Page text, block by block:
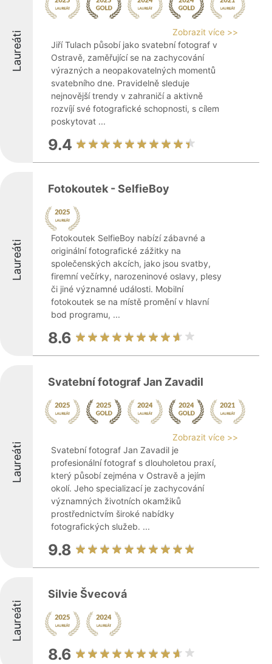
Laureáti
Zobrazit více >>
Jiří Tulach působí jako svatební fotograf v
Ostravě, zaměřující se na zachycování
výrazných a neopakovatelných momentů
svatebního dne. Pravidelně sleduje
nejnovější trendy v zahraničí a aktivně
rozvíjí své fotografické schopnosti, s cílem
poskytovat ...
9.4
Laureáti
Fotokoutek - SelfieBoy
Fotokoutek SelfieBoy nabízí zábavné a
originální fotografické zážitky na
společenských akcích, jako jsou svatby,
firemní večírky, narozeninové oslavy, plesy
či jiné významné události. Mobilní
fotokoutek se na místě promění v hlavní
bod programu, ...
8.6
Laureáti
Svatební fotograf Jan Zavadil
Zobrazit více >>
Svatební fotograf Jan Zavadil je
profesionální fotograf s dlouholetou praxí,
který působí zejména v Ostravě a jejím
okolí. Jeho specializací je zachycování
významných životních okamžiků
prostřednictvím široké nabídky
fotografických služeb. ...
9.8
Laureáti
Silvie Švecová
8.6